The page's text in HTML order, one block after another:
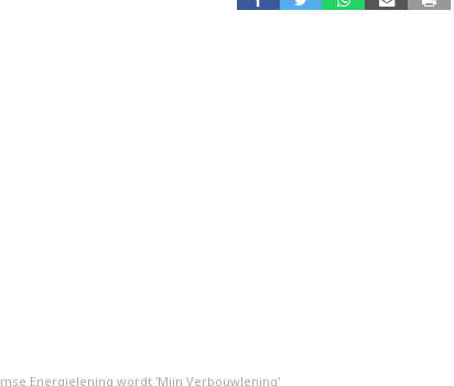
Energielening wordt 'Mijn Verbouwlening'